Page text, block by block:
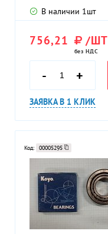
В наличии 1шт
756,21 /ШТ
без НДС
- +
ЗАЯВКА В 1 КЛИК
Код: 00005295